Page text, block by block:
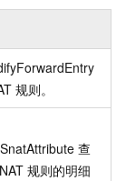
规则。
查
规则的明细